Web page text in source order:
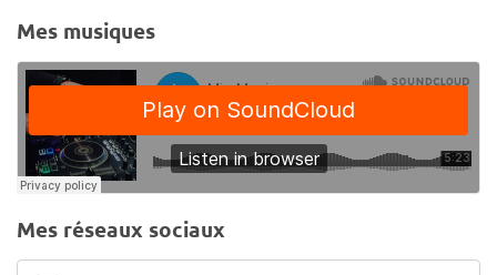
Mes musiques
Mes réseaux sociaux